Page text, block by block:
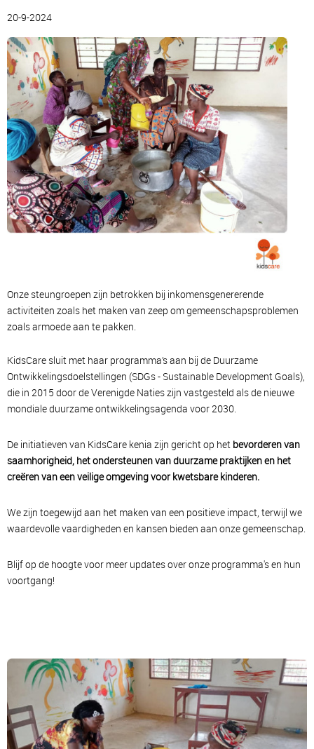
20-9-2024
Onze steungroepen zijn betrokken bij inkomensgenererende
activiteiten zoals het maken van zeep om gemeenschapsproblemen
zoals armoede aan te pakken.
KidsCare sluit met haar programma’s aan bij de Duurzame
Ontwikkelingsdoelstellingen (SDGs - Sustainable Development Goals),
die in 2015 door de Verenigde Naties zijn vastgesteld als de nieuwe
mondiale duurzame ontwikkelingsagenda voor 2030.
De initiatieven van KidsCare kenia zijn gericht op het bevorderen van
saamhorigheid, het ondersteunen van duurzame praktijken en het
creëren van een veilige omgeving voor kwetsbare kinderen.
We zijn toegewijd aan het maken van een positieve impact, terwijl we
waardevolle vaardigheden en kansen bieden aan onze gemeenschap.
Blijf op de hoogte voor meer updates over onze programma's en hun
voortgang!